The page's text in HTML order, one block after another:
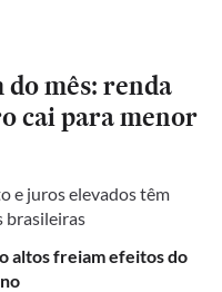
mês: renda
cai para menor
e juros elevados têm
brasileiras
altos freiam efeitos do